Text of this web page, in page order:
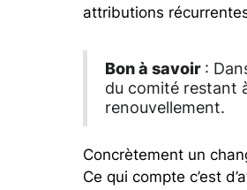
attributions
Bon à savoir :
du comité restant
renouvellement.
Concrètement un
Ce qui compte c’est